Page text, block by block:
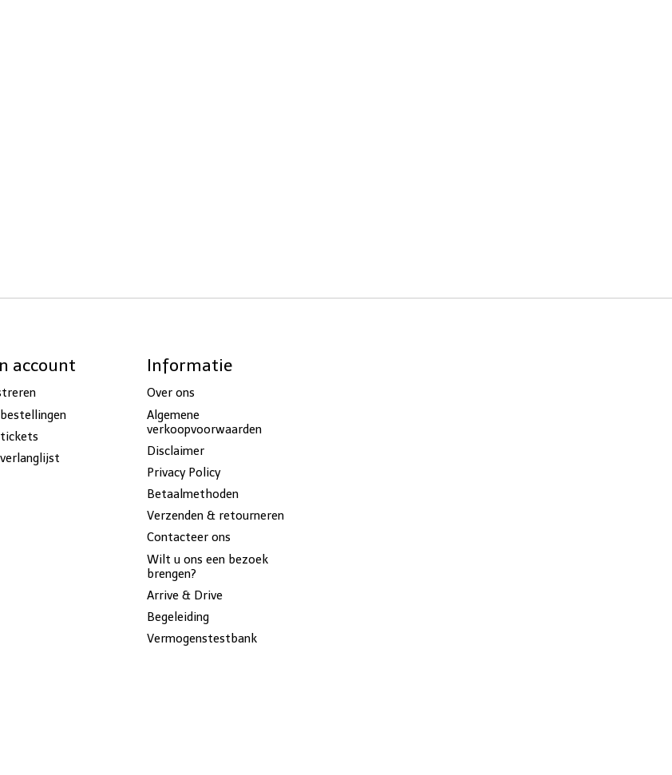
account Informatie
Over ons
Algemene
verkoopvoorwaarden
Disclaimer
Privacy Policy
Betaalmethoden
Verzenden & retourneren
Contacteer ons
Wilt u ons een bezoek
brengen?
Arrive & Drive
Begeleiding
Vermogenstestbank